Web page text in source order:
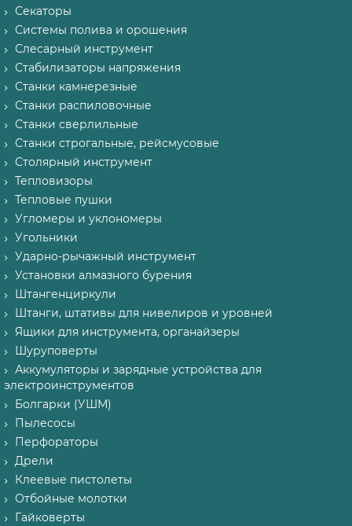
Секаторы
Системы полива и орошения
Слесарный инструмент
Стабилизаторы напряжения
Станки камнерезные
Станки распиловочные
Станки сверлильные
Станки строгальные, рейсмусовые
Столярный инструмент
Тепловизоры
Тепловые пушки
Угломеры и уклономеры
Угольники
Ударно-рычажный инструмент
Установки алмазного бурения
Штангенциркули
Штанги, штативы для нивелиров и уровней
Ящики для инструмента, органайзеры
Шуруповерты
Аккумуляторы и зарядные устройства для
электроинструментов
Болгарки (УШМ)
Пылесосы
Перфораторы
Дрели
Клеевые пистолеты
Отбойные молотки
Гайковерты